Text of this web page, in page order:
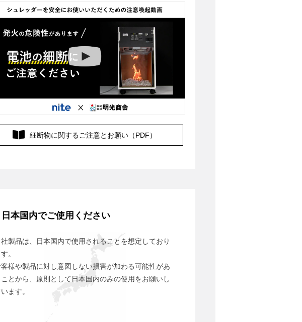
細断物に関するご注意とお願い（PDF）
日本国内でご使用ください
社製品は、日本国内で使用されることを想定しており
。
客様や製品に対し意図しない損害が加わる可能性があ
ことから、原則として日本国内のみの使用をお願いし
ます。